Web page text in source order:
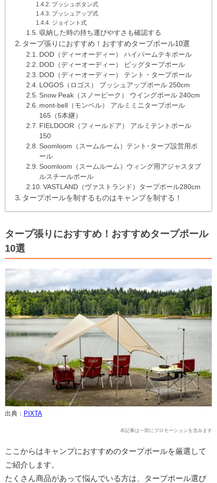
プッシュボタン式
プッシュアップ式
ジョイント式
収納した時の持ち運びやすさも確認する
タープ張りにおすすめ！おすすめタープポール10選
DOD（ディーオーディー） ハイパームテキポール
DOD（ディーオーディー） ビッグタープポール
DOD（ディーオーディー） テント・タープポール
LOGOS（ロゴス） プッシュアップポール 250cm
Snow Peak（スノーピーク） ウイングポール 240cm
mont-bell（モンベル） アルミミニタープポール
165（5本継）
FIELDOOR（フィールドア） アルミテントポール
150
Soomloom（スームルーム）テント･タープ設営用ポ
ール
Soomloom（スームルーム）ウィング用アジャスタブ
ルスチールポール
VASTLAND（ヴァストランド）タープポール280cm
タープポールを制するものはキャンプを制する！
タープ張りにおすすめ！おすすめタープポール
10選
出典： PIXTA
本記事は一部にプロモーションを含みます
ここからはキャンプにおすすめのタープポールを厳選して
ご紹介します。
たくさん商品があって悩んでいる方は、タープポール選び